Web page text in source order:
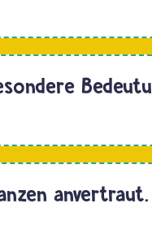
anvertraut.